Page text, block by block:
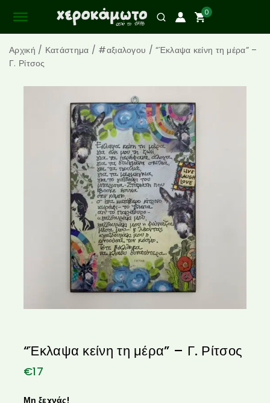
0
Αρχική / Κατάστημα / #αξιαλογου / “Έκλαψα κείνη τη μέρα” –
Γ. Ρίτσος
“Έκλαψα κείνη τη μέρα” – Γ. Ρίτσος
€17
Μη ξεχνάς!